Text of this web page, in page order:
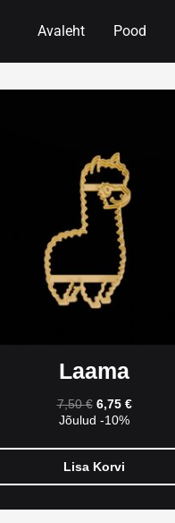
Avaleht Pood
Laama
7,50€ 6,75 €
Jõulud -10%
Lisa Korvi